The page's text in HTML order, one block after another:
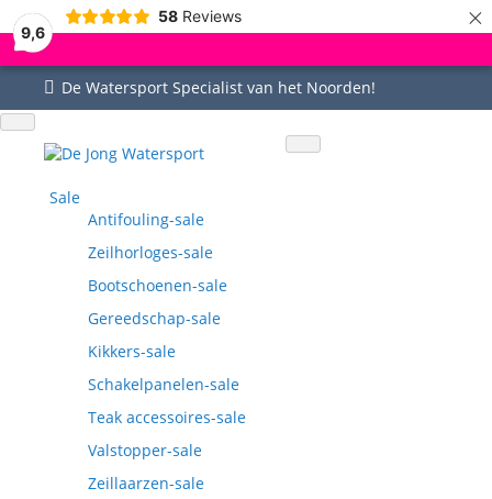
9,6
58 Reviews ×
De Watersport Specialist van het Noorden!
Uitstekende service
Sale
Antifouling-sale
Zeilhorloges-sale
Bootschoenen-sale
Gereedschap-sale
Kikkers-sale
Schakelpanelen-sale
Teak accessoires-sale
Valstopper-sale
Zeillaarzen-sale